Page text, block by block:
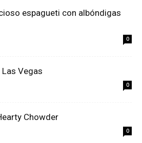
espagueti con albóndigas
0
Las Vegas
0
Chowder
0